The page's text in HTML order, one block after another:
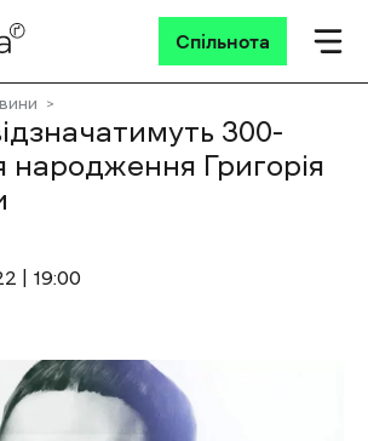
Спільнота
300-
народження Григорія
| 19:00